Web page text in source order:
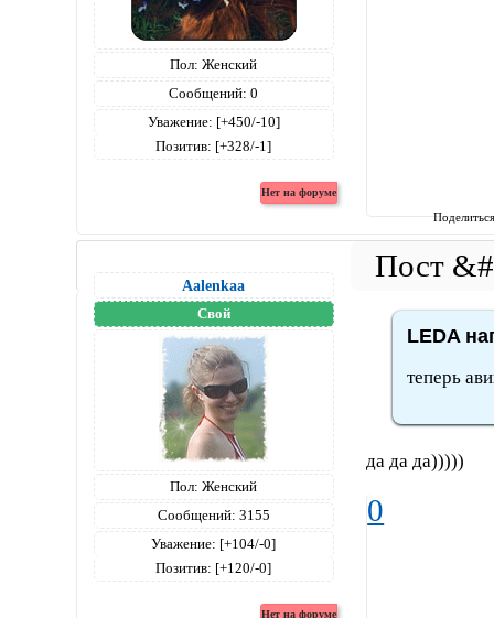
Пол: Женский
Сообщений: 0
Уважение: [+450/-10]
Позитив: [+328/-1]
Aalenkaa
Свой
Пол: Женский
Сообщений: 3155
Уважение: [+104/-0]
Позитив: [+120/-0]
LEDA
теперь
да да да)))))
0